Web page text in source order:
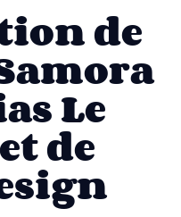
de
Le
de